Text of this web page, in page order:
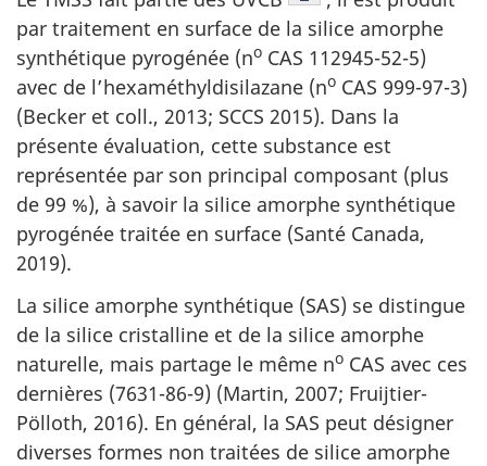
par traitement en surface de la silice amorphe
synthétique pyrogénée (no CAS 112945-52-5)
avec de l’hexaméthyldisilazane (no CAS 999-97-3)
(Becker et coll., 2013; SCCS 2015). Dans la
présente évaluation, cette substance est
représentée par son principal composant (plus
de 99 %), à savoir la silice amorphe synthétique
pyrogénée traitée en surface (Santé Canada,
2019).
La silice amorphe synthétique (SAS) se distingue
de la silice cristalline et de la silice amorphe
naturelle, mais partage le même no CAS avec ces
dernières (7631-86-9) (Martin, 2007; Fruijtier-
Pölloth, 2016). En général, la SAS peut désigner
diverses formes non traitées de silice amorphe